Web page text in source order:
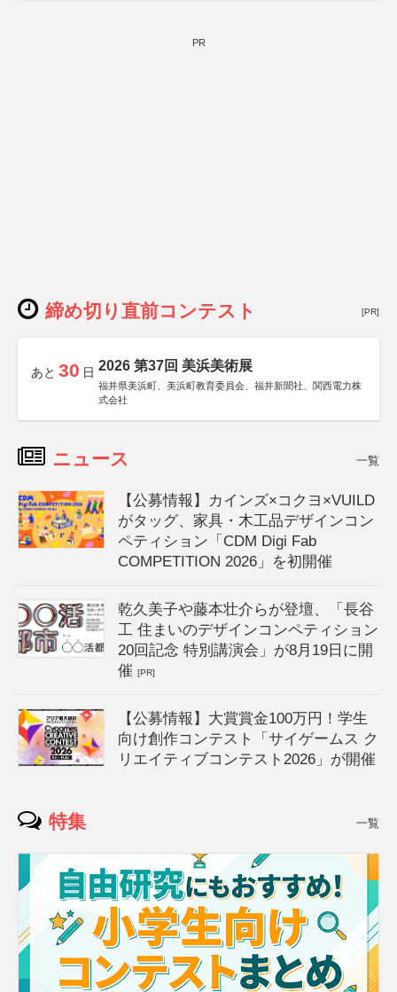
PR
締め切り直前コンテスト [PR]
あと 30 日 2026 第37回 美浜美術展
福井県美浜町、美浜町教育委員会、福井新聞社、関西電力株
式会社
ニュース 一覧
【公募情報】カインズ×コクヨ×VUILD
がタッグ、家具・木工品デザインコン
ペティション「CDM Digi Fab
COMPETITION 2026」を初開催
乾久美子や藤本壮介らが登壇、「長谷
工 住まいのデザインコンペティション
20回記念 特別講演会」が8月19日に開
催[PR]
【公募情報】大賞賞金100万円！学生
向け創作コンテスト「サイゲームス ク
リエイティブコンテスト2026」が開催
特集 一覧